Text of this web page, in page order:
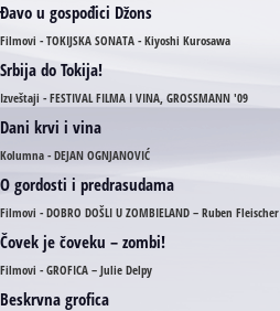
Đavo u gospođici Džons
Filmovi - TOKIJSKA SONATA - Kiyoshi Kurosawa
Srbija do Tokija!
Izveštaji - FESTIVAL FILMA I VINA, GROSSMANN '09
Dani krvi i vina
Kolumna - DEJAN OGNJANOVIĆ
O gordosti i predrasudama
Filmovi - DOBRO DOŠLI U ZOMBIELAND – Ruben Fleischer
Čovek je čoveku – zombi!
Filmovi - GROFICA – Julie Delpy
Beskrvna grofica